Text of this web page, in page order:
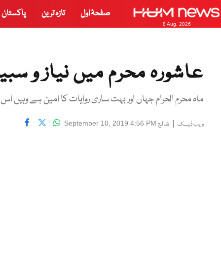
8 Aug, 2026
صفحۂ اول تازہ ترین پاکستان
عاشورہ محرم میں نیاز و
ماہ محرم الحرام جہاں اور بہت ساری روایات کا امین ہے وہیں
ویب ڈیسک | شائع September 10, 2019 4:56 PM